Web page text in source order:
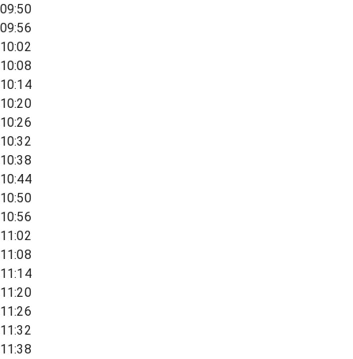
09:50
09:56
10:02
10:08
10:14
10:20
10:26
10:32
10:38
10:44
10:50
10:56
11:02
11:08
11:14
11:20
11:26
11:32
11:38